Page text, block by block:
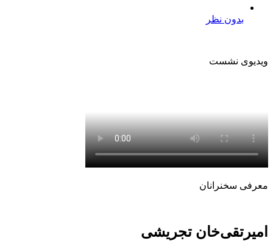
بدون نظر
ویدیوی نشست
معرفی سخنرانان
امیرتقی‌خان تجریشی